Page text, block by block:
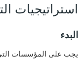
استراتيجيات
البدء
يجب على المؤسسات